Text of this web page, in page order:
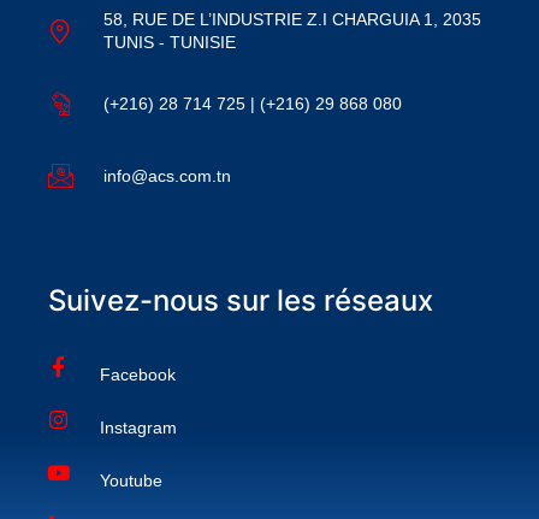
58, RUE DE L’INDUSTRIE Z.I CHARGUIA 1, 2035
TUNIS - TUNISIE
(+216) 28 714 725 | (+216) 29 868 080
info@acs.com.tn
Suivez-nous sur les réseaux
Facebook
Instagram
Youtube